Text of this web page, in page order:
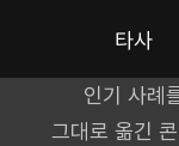
타사
인기 사례
그대로 옮긴